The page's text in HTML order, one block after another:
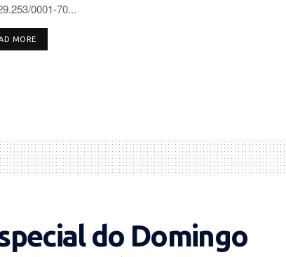
0001-70...
MOREDETAILS
do Domingo